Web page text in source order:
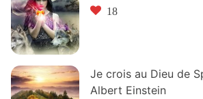
18
Je crois au Dieu de
Albert Einstein